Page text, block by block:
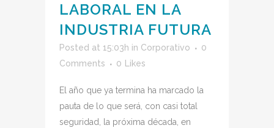
LABORAL EN LA
INDUSTRIA FUTURA
Posted at 15:03h in Corporativo
0
Comments
0 Likes
El año que ya termina ha marcado la
pauta de lo que será, con casi total
seguridad, la próxima década, en